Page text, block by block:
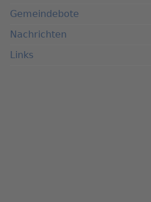
Gemeindebote
Nachrichten
Links